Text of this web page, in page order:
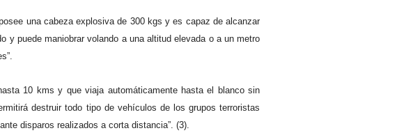
una cabeza explosiva de 300 kgs y es capaz de alcanzar
puede maniobrar volando a una altitud elevada o a un metro
10 kms y que viaja automáticamente hasta el blanco sin
destruir todo tipo de vehículos de los grupos terroristas
disparos realizados a corta distancia”. (3).